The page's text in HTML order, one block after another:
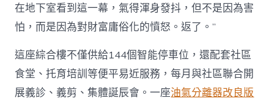
在地下室看到這一幕，氣得渾身發抖，但不是因為害
怕，而是因為對財富庸俗化的憤怒。返了。”
這座綜合樓不僅供給144個智能停車位，還配套社區
食堂、托育培訓等便平易近服務，每月與社區聯合開
展義診、義剪、集體誕辰會。一座油氣分離器改良版